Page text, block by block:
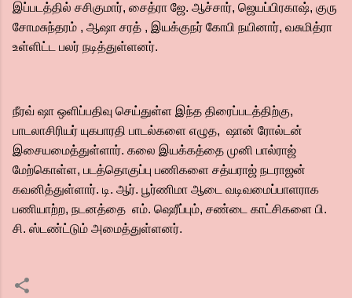
இப்படத்தில் சசிகுமார், சைத்ரா ஜே. ஆச்சார், ஜெயப்பிரகாஷ், குரு
சோமசுந்தரம் , ஆஷா சரத் , இயக்குநர் கோபி நயினார், வசுமித்ரா
உள்ளிட்ட பலர் நடித்துள்ளனர்.
நீரவ் ஷா ஒளிப்பதிவு செய்துள்ள இந்த திரைப்படத்திற்கு,
பாடலாசிரியர் யுகபாரதி பாடல்களை எழுத, ஷான் ரோல்டன்
இசையமைத்துள்ளார். கலை இயக்கத்தை முனி பால்ராஜ்
மேற்கொள்ள, படத்தொகுப்பு பணிகளை சத்யராஜ் நடராஜன்
கவனித்துள்ளார். டி. ஆர். பூர்ணிமா ஆடை வடிவமைப்பாளராக
பணியாற்ற, நடனத்தை எம். ஷெரீப்பும், சண்டை காட்சிகளை பி.
சி. ஸ்டண்ட்டும் அமைத்துள்ளனர்.